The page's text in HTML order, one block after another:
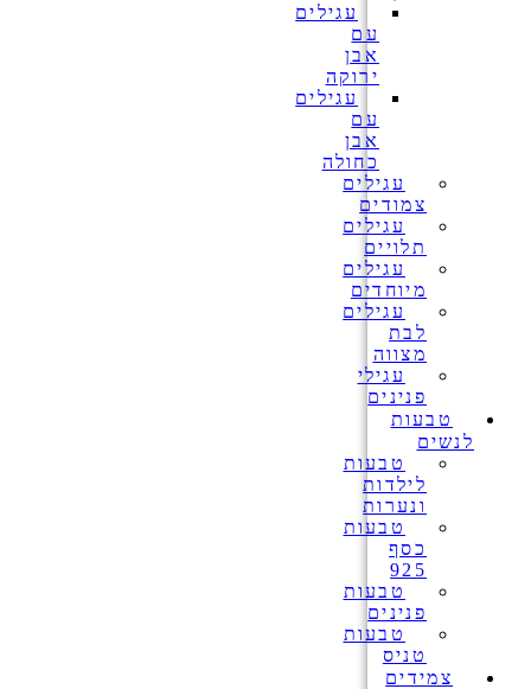
עגילים
עם
אבן
ירוקה
עגילים
עם
אבן
כחולה
עגילים
צמודים
עגילים
תלויים
עגילים
מיוחדים
עגילים
לבת
מצווה
עגילי
פנינים
טבעות
לנשים
טבעות
לילדות
ונערות
טבעות
כסף
925
טבעות
פנינים
טבעות
טניס
צמידים